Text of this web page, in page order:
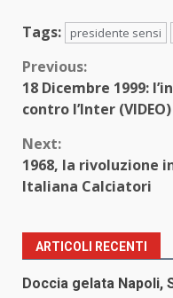
Tags: presidente sensi
Continue
Reading
Previous:
18 Dicembre 1999:
contro l’Inter (VIDEO)
Next:
1968, la rivoluzione
Italiana Calciatori
ARTICOLI RECENTI
Doccia gelata Napoli,